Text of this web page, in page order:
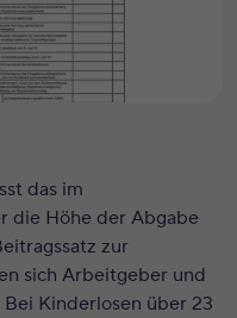
das im
die Höhe der Abgabe
zur
sich Arbeitgeber und
Kinderlosen über 23